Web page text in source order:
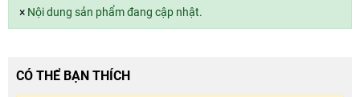
×Nội dung sản phẩm đang cập nhật.
CÓ THỂ BẠN THÍCH